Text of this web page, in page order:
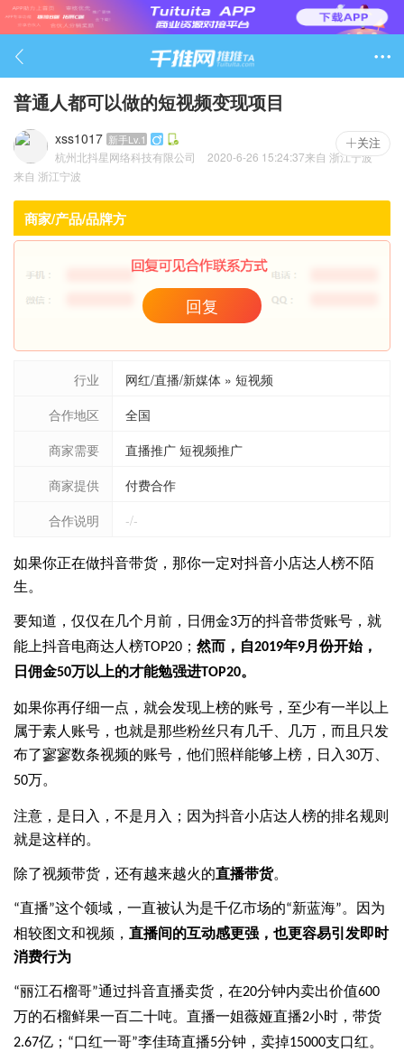

普通人都可以做的短视频变现项目
xss1017 新手Lv.1 
杭州北抖星网络科技有限公司 2020-6-26 15:24:37来自 浙江宁波
766
关注
来自 浙江宁波
商家/产品/品牌方
回复
行业
网红/直播/新媒体 » 短视频
合作地区
全国
商家需要
直播推广 短视频推广
商家提供
付费合作
合作说明
-/-
如果你正在做抖音带货，那你一定对抖音小店达人榜不陌
生。
要知道，仅仅在几个月前，日佣金3万的抖音带货账号，就
能上抖音电商达人榜TOP20 ； 然而，自2019年9月份开始，
日佣金50万以上的才能勉强进TOP20。
如果你再仔细一点，就会发现上榜的账号，至少有一半以上
属于素人账号，也就是那些粉丝只有几千、几万，而且只发
布了寥寥数条视频的账号，他们照样能够上榜，日入30万、
50万。
注意，是日入，不是月入；因为抖音小店达人榜的排名规则
就是这样的。
除了视频带货，还有越来越火的直播带货。
“直播”这个领域，一直被认为是千亿市场的“新蓝海”。因为
相较图文和视频， 直播间的互动感更强，也更容易引发即时
消费行为
“丽江石榴哥”通过抖音直播卖货，在20分钟内卖出价值600
万的石榴鲜果一百二十吨。直播一姐薇娅直播2小时，带货
2.67亿； “口红一哥”李佳琦直播5分钟，卖掉15000支口红。